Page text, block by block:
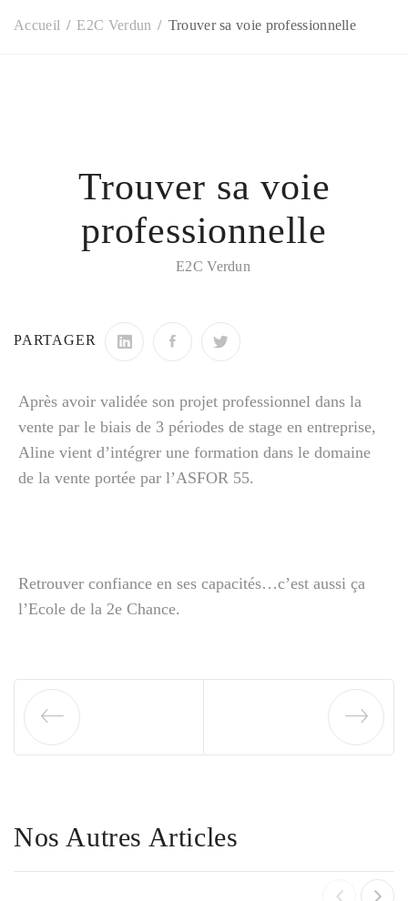
Accueil E2C Verdun Trouver sa voie professionnelle
Trouver sa voie
professionnelle
E2C Verdun
PARTAGER
Après avoir validée son projet professionnel dans la
vente par le biais de 3 périodes de stage en entreprise,
Aline vient d’intégrer une formation dans le domaine
de la vente portée par l’ASFOR 55.
Retrouver confiance en ses capacités…c’est aussi ça
l’Ecole de la 2e Chance.
Nos Autres Articles